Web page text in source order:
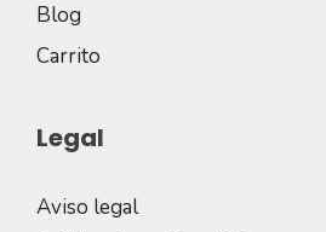
Blog
Carrito
Legal
Aviso legal